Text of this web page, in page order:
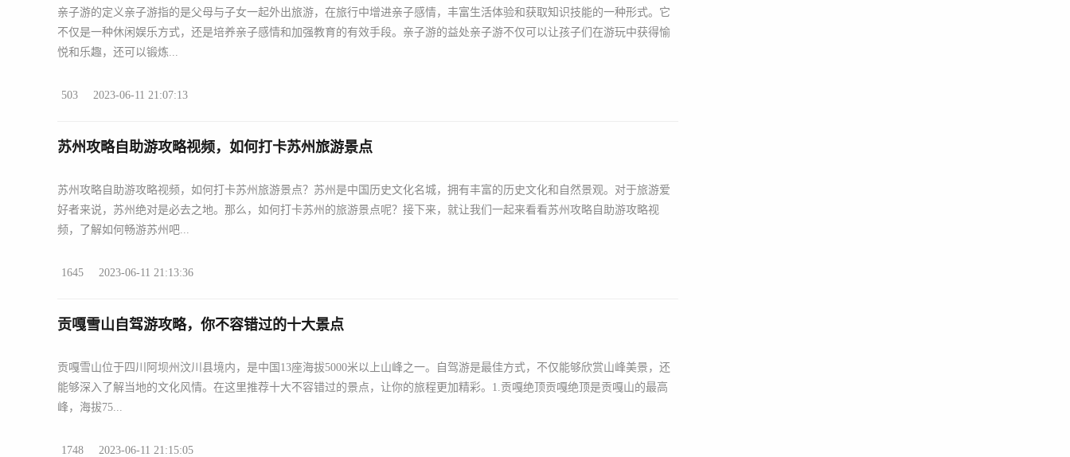
亲子游的定义亲子游指的是父母与子女一起外出旅游，在旅行中增进亲子感情，丰富生活体验和获取知识技能的一种形式。它
不仅是一种休闲娱乐方式，还是培养亲子感情和加强教育的有效手段。亲子游的益处亲子游不仅可以让孩子们在游玩中获得愉
悦和乐趣，还可以锻炼...
503 2023-06-11 21:07:13
苏州攻略自助游攻略视频，如何打卡苏州旅游景点
苏州攻略自助游攻略视频，如何打卡苏州旅游景点？苏州是中国历史文化名城，拥有丰富的历史文化和自然景观。对于旅游爱
好者来说，苏州绝对是必去之地。那么，如何打卡苏州的旅游景点呢？接下来，就让我们一起来看看苏州攻略自助游攻略视
频，了解如何畅游苏州吧...
1645 2023-06-11 21:13:36
贡嘎雪山自驾游攻略，你不容错过的十大景点
贡嘎雪山位于四川阿坝州汶川县境内，是中国13座海拔5000米以上山峰之一。自驾游是最佳方式，不仅能够欣赏山峰美景，还
能够深入了解当地的文化风情。在这里推荐十大不容错过的景点，让你的旅程更加精彩。1.贡嘎绝顶贡嘎绝顶是贡嘎山的最高
峰，海拔75...
1748 2023-06-11 21:15:05